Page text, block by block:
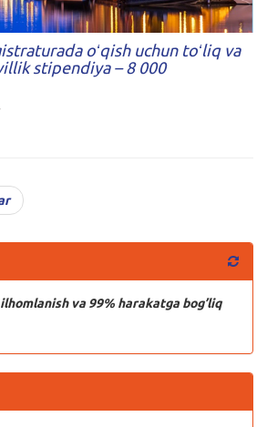
oʻqish uchun toʻliq va
stipendiya – 8 000
va 99% harakatga bog’liq